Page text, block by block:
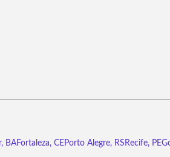
BAFortaleza, CEPorto Alegre, RS Recife, PE